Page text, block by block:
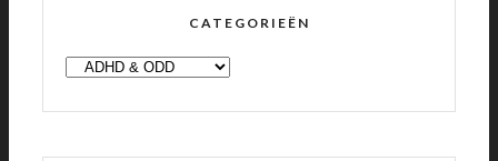
CATEGORIEËN
CATEGORIEËN